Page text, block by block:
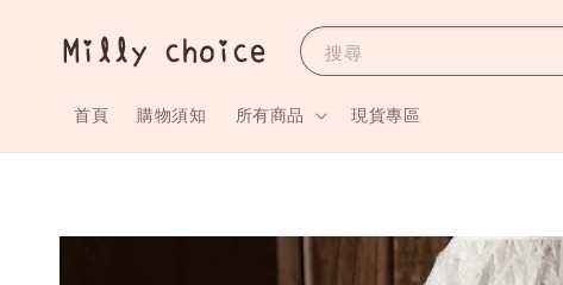
搜尋
首頁 購物須知 所有商品 現貨專區